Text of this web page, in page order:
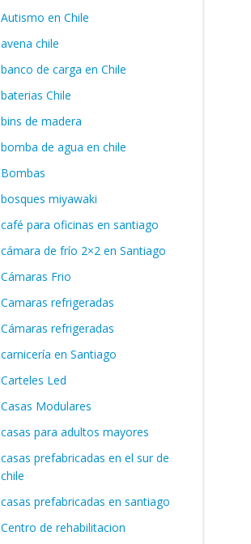
Autismo en Chile
avena chile
banco de carga en Chile
baterias Chile
bins de madera
bomba de agua en chile
Bombas
bosques miyawaki
café para oficinas en santiago
cámara de frío 2×2 en Santiago
Cámaras Frio
Camaras refrigeradas
Cámaras refrigeradas
carnicería en Santiago
Carteles Led
Casas Modulares
casas para adultos mayores
casas prefabricadas en el sur de
chile
casas prefabricadas en santiago
Centro de rehabilitacion